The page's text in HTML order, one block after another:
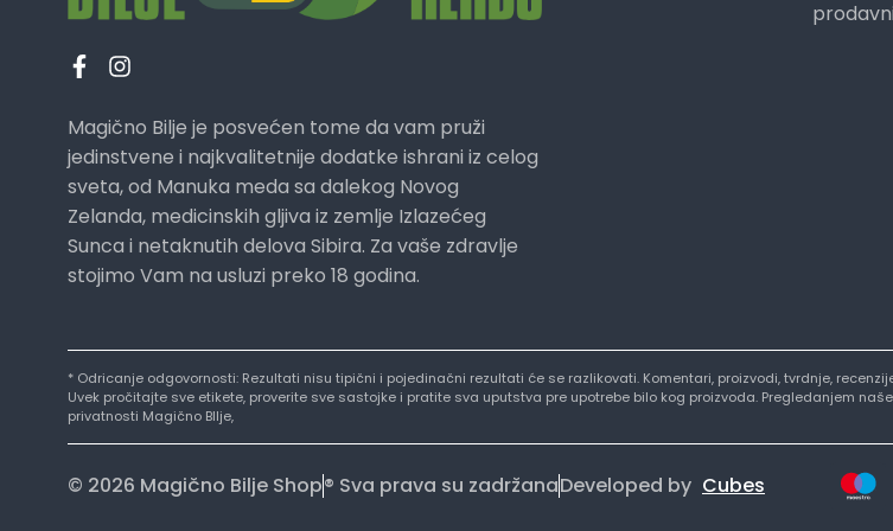
Magično Bilje je posvećen tome da vam pruži
jedinstvene i najkvalitetnije dodatke ishrani iz celog
sveta, od Manuka meda sa dalekog Novog
Zelanda, medicinskih gljiva iz zemlje Izlazećeg
Sunca i netaknutih delova Sibira. Za vaše zdravlje
stojimo Vam na usluzi preko 18 godina.
* Odricanje odgovornosti: Rezultati nisu tipični i pojedinačni rezultati će se razlikovati. Komentari, proizvodi, tvrdnje,
Uvek pročitajte sve etikete, proverite sve sastojke i pratite sva uputstva pre upotrebe bilo kog proizvoda. Pregledanjem
privatnosti Magično BIlje,
© 2026 Magično Bilje Shop® Sva prava su zadržanaDeveloped by Cubes